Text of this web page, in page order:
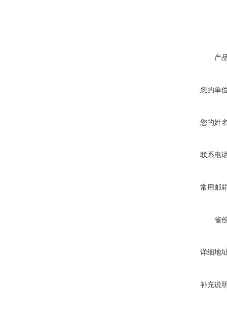
产
您的单
您的姓
联系电
常用邮
省
详细地
补充说